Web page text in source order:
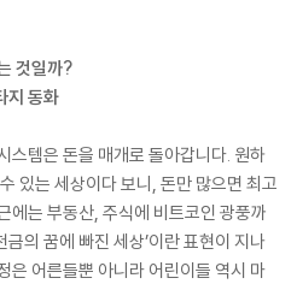
것일까?
지 동화
스템은 돈을 매개로 돌아갑니다. 원하
있는 세상이다 보니, 돈만 많으면 최고
에는 부동산, 주식에 비트코인 광풍까
의 꿈에 빠진 세상’이란 표현이 지나
은 어른들뿐 아니라 어린이들 역시 마